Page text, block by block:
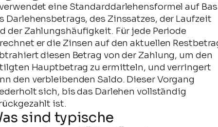
20
€455,089 €133,004 €322,085
Jahr
21
€477,843 €145,265 €332,579
Jahr
22
€500,598 €158,347 €342,251
Jahr
23
€523,352 €172,305 €351,048
24
€546,107
Jahr
eine Standarddarlehensformel auf
Darlehensbetrags, des Zinssatzes, der Laufzeit
der Zahlungshäufigkeit. Für jede Periode
er die Zinsen auf den aktuellen
diesen Betrag von der Zahlung, um den
Hauptbetrag zu ermitteln, und verringert
den verbleibenden Saldo. Dieser Vorgang
sich, bis das Darlehen vollständig
ist.
sind typische